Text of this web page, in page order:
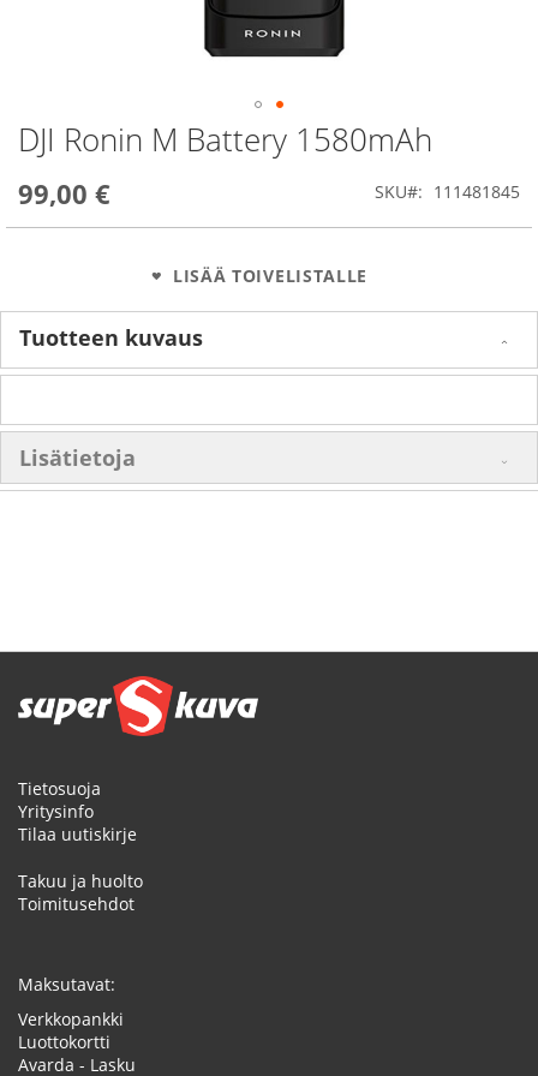
DJI Ronin M Battery 1580mAh
99,00 € SKU 111481845
LISÄÄ TOIVELISTALLE
Skip
to
beginning
of
Tuotteen kuvaus
Lisätietoja
Tietosuoja
Yritysinfo
Tilaa uutiskirje
Takuu ja huolto
Toimitusehdot
Maksutavat:
Verkkopankki
Luottokortti
Avarda - Lasku